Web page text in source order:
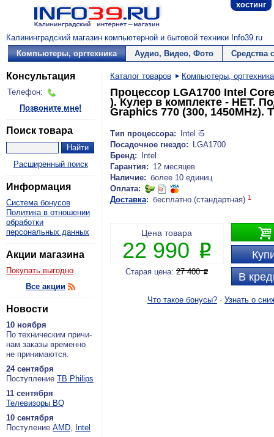
хостинг
Калининградский магазин компьютерной и бытовой техники Info39.ru
Компьютеры, оргтехника
Аудио, Видео, Фото Средства
Консультация
Телефон:
Позвоните мне!
Поиск товара
Расширенный поиск
Информация
Система бонусов
Политика в отношении
обработки
персональных данных
Акции магазина
Покупать выгодно
Все акции
Новости
10 ноября
По тех­ни­че­ским при­чи­
нам за­ка­зы вре­мен­но
не при­ни­ма­ют­ся.
24 сентября
По­ступ­ле­ние ТВ Philips
11 сентября
Теле­ви­зо­ры BQ
10 сентября
По­сту­ле­ние AMD, Intel
Каталог товаров Компьютеры, оргтехника
Процессор LGA1700 Intel
). Кулер в комплекте - НЕТ.
Graphics 770 (300, 1450MHz).
Тип процессора:
Intel i5
Посадочное гнездо:
LGA1700
Бренд:
Intel
Гарантия: 12 месяцев
Наличие: более 10 единиц
Оплата:
Доставка: бесплатно (стандартная) 1

В
Цена товара
22 990 P
Старая цена:27 400P
Что такое бонусы? · Узнать о